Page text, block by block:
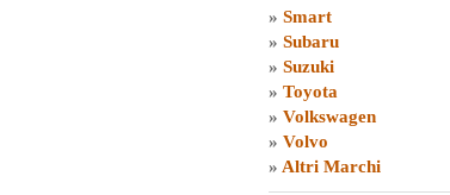
» Smart
» Subaru
» Suzuki
» Toyota
» Volkswagen
» Volvo
» Altri Marchi